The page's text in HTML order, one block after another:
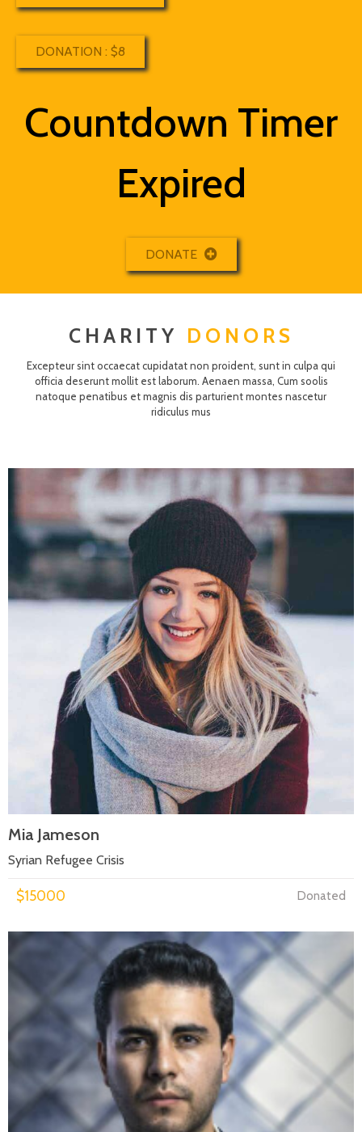
DONATION : $8
Countdown Timer
Expired
DONATE
CHARITY DONORS
Excepteur sint occaecat cupidatat non proident, sunt in culpa qui
officia deserunt mollit est laborum. Aenaen massa, Cum soolis
natoque penatibus et magnis dis parturient montes nascetur
ridiculus mus
Mia Jameson
Syrian Refugee Crisis
$15000 Donated